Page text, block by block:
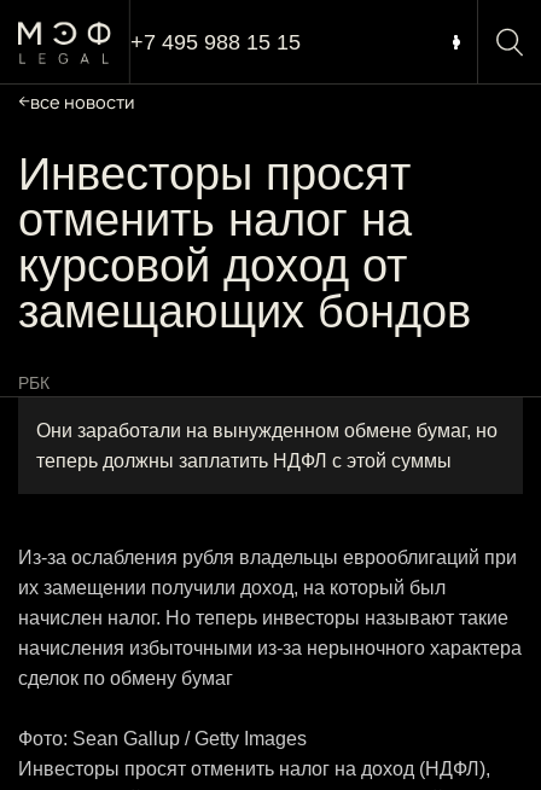
+7 495 988 15 15
все новости
Инвесторы просят
отменить налог на
курсовой доход от
замещающих бондов
РБК
Они заработали на вынужденном обмене бумаг, но
теперь должны заплатить НДФЛ с этой суммы
Из-за ослабления рубля владельцы еврооблигаций при
их замещении получили доход, на который был
начислен налог. Но теперь инвесторы называют такие
начисления избыточными из-за нерыночного характера
сделок по обмену бумаг
Фото: Sean Gallup / Getty Images
Инвесторы просят отменить налог на доход (НДФЛ),